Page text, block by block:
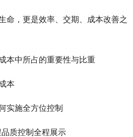
命，更是效率、交期、成本改善之
本中所占的重要性与比重
本
实施全方位控制
质控制全程展示